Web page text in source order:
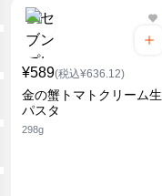
¥589(税込¥636.12)
金の蟹トマトクリーム生
パスタ
298g